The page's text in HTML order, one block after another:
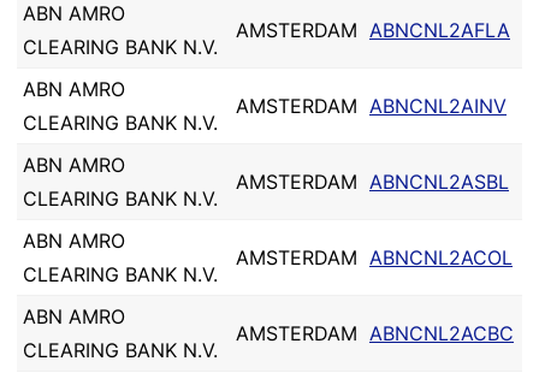
ABN AMRO
CLEARING BANK N.V.
AMSTERDAM ABNCNL2AFLA
ABN AMRO
CLEARING BANK N.V.
AMSTERDAM ABNCNL2AINV
ABN AMRO
CLEARING BANK N.V.
AMSTERDAM ABNCNL2ASBL
ABN AMRO
CLEARING BANK N.V.
AMSTERDAM ABNCNL2ACOL
ABN AMRO
CLEARING BANK N.V.
AMSTERDAM ABNCNL2ACBC